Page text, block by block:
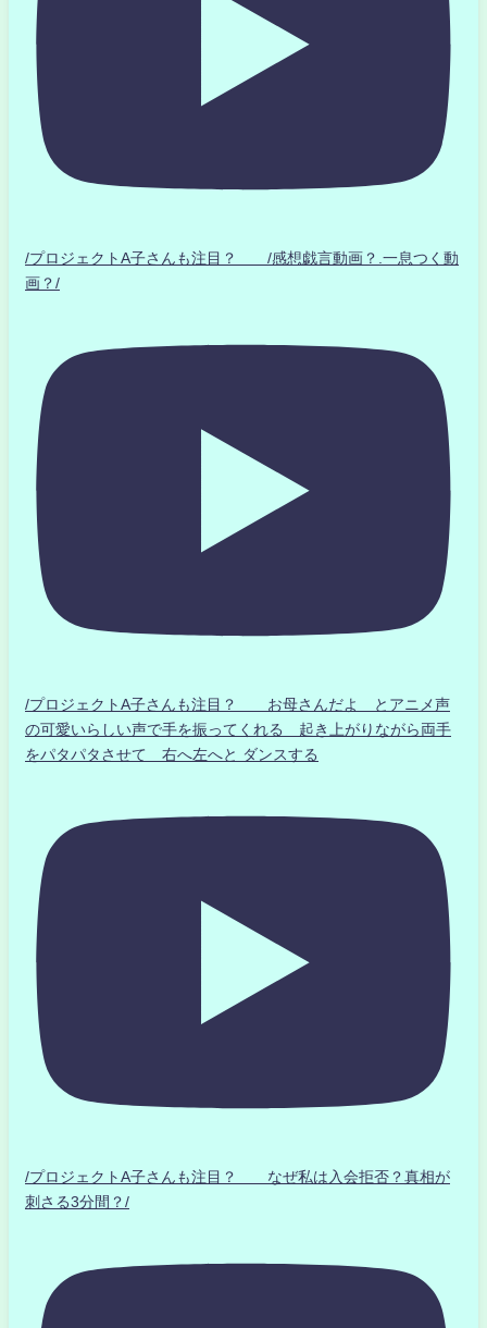
/プロジェクトA子さんも注目？ /感想戯言動画？.一息つく動
画？/
/プロジェクトA子さんも注目？ お母さんだよ とアニメ声
の可愛いらしい声で手を振ってくれる 起き上がりながら両手
をパタパタさせて 右へ左へと ダンスする
/プロジェクトA子さんも注目？ なぜ私は入会拒否？真相が
刺さる3分間？/